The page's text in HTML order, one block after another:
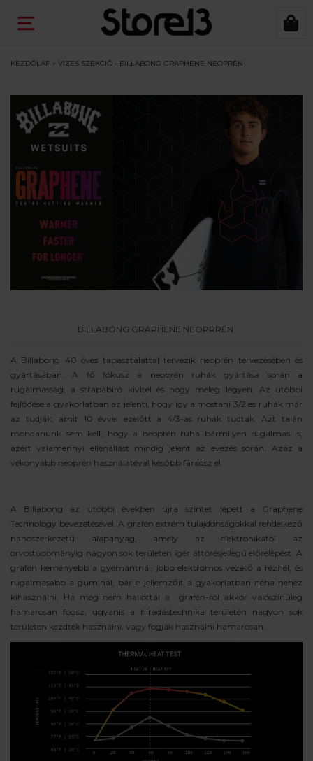
KEZDŐLAP » VIZES SZEKCIÓ - BILLABONG GRAPHENE NEOPRÉN
BILLABONG GRAPHENE NEOPRRÉN
A Billabong 40 éves tapasztalattal tervezik neoprén tervezésében és
gyártásában. A fő fókusz a neoprén ruhák gyártása során a
rugalmasság, a strapabíró kivitel és hogy meleg legyen. Az utóbbi
fejlődése a gyakorlatban az jelenti, hogy így a mostani 3/2 es ruhák már
az tudják, amit 10 évvel ezelőtt a 4/3-as ruhák tudtak. Azt talán
mondanunk sem kell, hogy a neoprén ruha bármilyen rugalmas is,
azért valamennyi ellenállást mindig jelent az evezés során. Azaz a
vékonyabb neoprén használatéval később fáradsz el.
A Billabong az utóbbi években újra szintet lépett a Graphene
Technology bevezetésével. A grafén extrém tulajdonságokkal rendelkező
nanoszerkezetű alapanyag, amely az elektronikától az
orvostudományig nagyon sok területen ígér áttörésjellegű előrelépést. A
grafén keményebb a gyémántnál, jobb elektromos vezető a réznél, és
rugalmasabb a guminál, bár e jellemzőit a gyakorlatban néha nehéz
kihasználni. Ha még nem hallottál a gráfén-ról akkor valószínűleg
hamarosan fogsz, ugyanis a híradástechnika területén nagyon sok
területen kezdték használni, vagy fogják használni hamarosan.